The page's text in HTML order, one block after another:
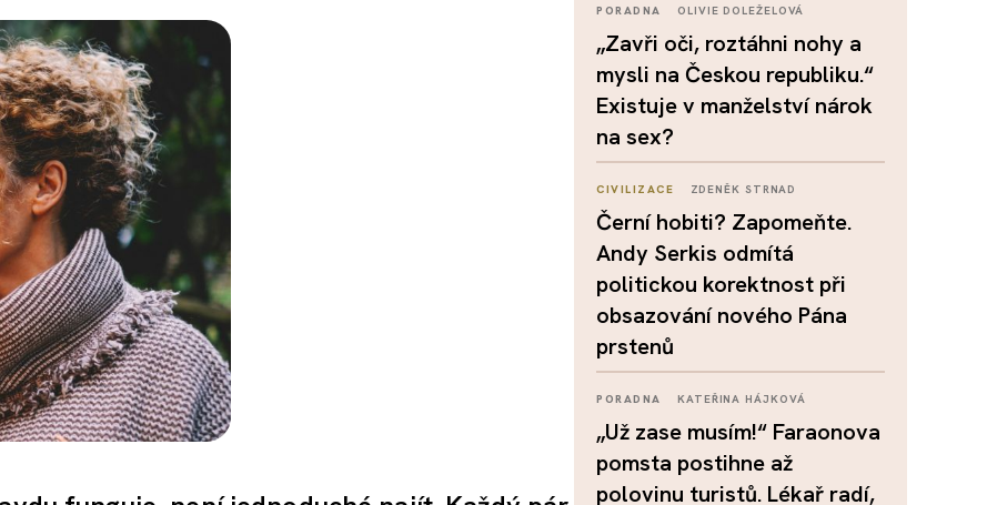
PORADNA OLIVIE DOLEŽELOVÁ
„Zavři oči, roztáhni nohy a
mysli na Českou republiku.“
Existuje v manželství nárok
na sex?
CIVILIZACE ZDENĚK STRNAD
Černí hobiti? Zapomeňte.
Andy Serkis odmítá
politickou korektnost při
obsazování nového Pána
prstenů
PORADNA KATEŘINA HÁJKOVÁ
„Už zase musím!“ Faraonova
pomsta postihne až
polovinu turistů. Lékař radí,